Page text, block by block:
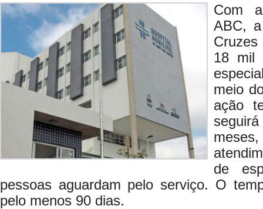
Com
ABC,
18 mil
meio
ação
de
pessoas aguardam pelo serviço. O
pelo menos 90 dias.